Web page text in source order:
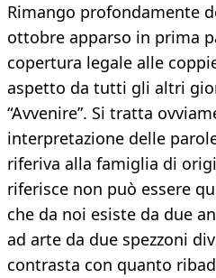
Rimango profondamente
ottobre apparso in prima
copertura legale alle
aspetto da tutti gli altri
“Avvenire”. Si tratta
interpretazione delle
riferiva alla famiglia di
riferisce non può essere
che da noi esiste da due
ad arte da due spezzoni
contrasta con quanto